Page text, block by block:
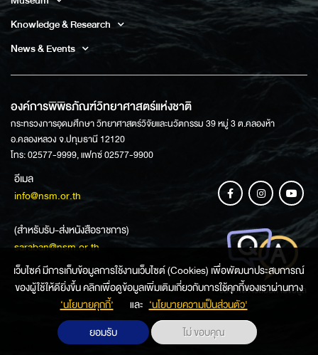
Knowledge & Research
News & Events
องค์การพิพิธภัณฑ์วิทยาศาสตร์แห่งชาติ
กระทรวงการอุดมศึกษา วิทยาศาสตร์วิจัยและนวัตกรรม 39 หมู่ 3 ต.คลองห้า
อ.คลองหลวง จ.ปทุมธานี 12120
โทร: 02577-9999, แฟกซ์ 02577-9900
อีเมล
info@nsm.or.th
(สำหรับรับ-ส่งหนังสือราชการ)
saraban@nsm.or.th
ช่องทางการสอบถามข้อมูล
เว็บไซค์ มีการเก็บข้อมูลการใช้งานเว็บไซต์ (Cookies) เพื่อพัฒนาประสบการณ์
ของผู้ใช้ให้ดียิ่งขึ้น คลิกเพื่อดูข้อมูลเพิ่มเติมเกี่ยวกับการใช้คุกกี้ของเราผ่านทาง
‘นโยบายคุกกี้’
และ ‘นโยบายความเป็นส่วนตัว'
ยอมรับ
ไม่ ขอบคุณ